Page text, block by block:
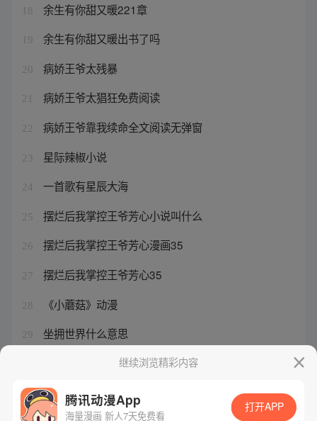
18 余生有你甜又暖221章
19 余生有你甜又暖出书了吗
20 病娇王爷太残暴
21 病娇王爷太猖狂免费阅读
22 病娇王爷靠我续命全文阅读无弹窗
23 星际辣椒小说
24 一首歌有星辰大海
25 摆烂后我掌控王爷芳心小说叫什么
26 摆烂后我掌控王爷芳心漫画35
27 摆烂后我掌控王爷芳心35
28 《小蘑菇》动漫
29 坐拥世界什么意思
继续浏览精彩内容
腾讯动漫App
海量漫画 新人7天免费看
打开APP